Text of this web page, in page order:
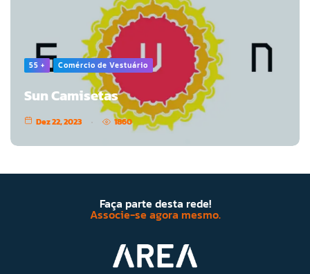
55 + Comércio de Vestuário
Sun Camisetas
Dez 22, 2023 1860
Faça parte desta rede!
Associe-se agora mesmo.